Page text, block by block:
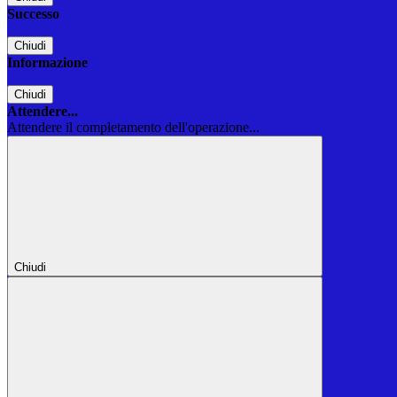
Successo
Chiudi
Informazione
Chiudi
Attendere...
Attendere il completamento dell'operazione...
Chiudi